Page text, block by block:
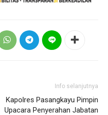
Info selanjutnya
Kapolres Pasangkayu Pimpin
Upacara Penyerahan Jabatan